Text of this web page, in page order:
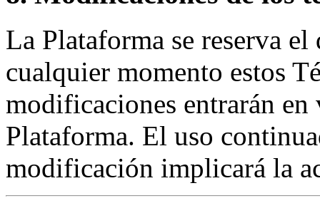
La Plataforma se reserva
cualquier momento estos
modificaciones entrarán
Plataforma. El uso
modificación implicará la